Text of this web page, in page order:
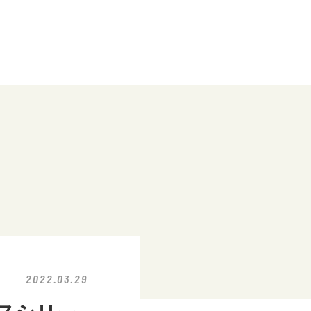
2022.03.29